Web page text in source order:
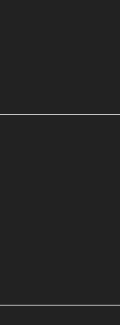
compte client à la